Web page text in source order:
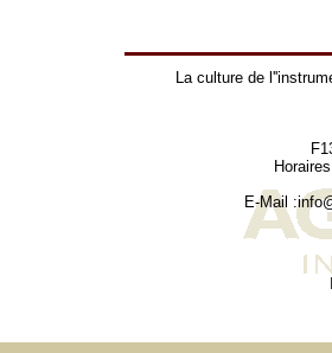
La culture de
E-Mail :